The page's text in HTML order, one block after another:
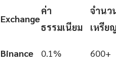
Exchange
ค่า
ธรรมเนียม
จำนว
เหรีย
Binance 0.1% 600+